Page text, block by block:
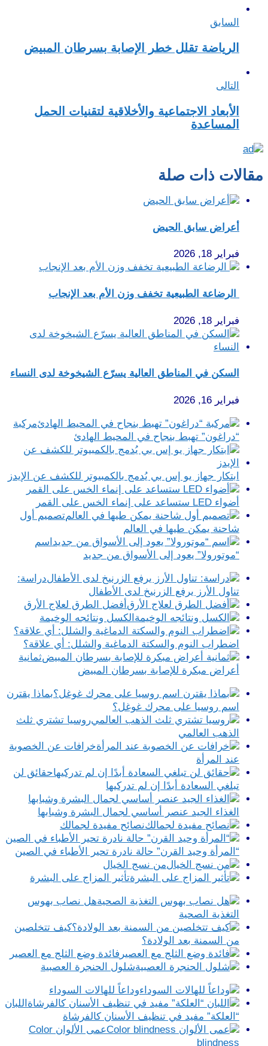
السابق
الرياضة تقلل خطر الإصابة بسرطان المبيض
التالى
الأبعاد الاجتماعية والأخلاقية لتقنيات الحمل
المساعدة
مقالات ذات صلة
أعراض سابق الحيض
فبراير 18, 2026
الرضاعة الطبيعية تخفف وزن الأم بعد الإنجاب
فبراير 18, 2026
السكن في المناطق العالية يسرّع الشيخوخة لدى النساء
فبراير 16, 2026
مركبة
“دراغون” تهبط بنجاح في المحيط الهادئ
ابتكار جهاز يو إس بي يُدمج بالكمبيوتر للكشف عن الإيدز
أضواء LED ستساعد على إنماء الخس على القمر
تصميم أول
شاحنة يمكن طيها في العالم
اسم
“موتورولا” يعود إلى الأسواق من جديد
دراسة:
تناول الأرز يرفع الزرنيخ لدى الأطفال
أفضل الطرق لعلاج الأرق
الكسل ونتائجه الوخيمة
اضطراب النوم والسكتة الدماغية والشلل: أي علاقة؟
ثمانية
أعراض مبكرة للإصابة بسرطان المبيض
بماذا يقترن
اسم روسيا على محرك غوغل؟
روسيا تشتري ثلث
الذهب العالمي
خرافات عن الخصوبة
عند المرأة
حقائق لن
تبلغي السعادة أبدًا إن لم تدركيها
الغذاء الجيد عنصر أساسي لجمال البشرة وشبابها
نصائح مفيدة لجمالك
“المرأة وحيد القرن” حالة نادرة تحير الأطباء في الصين
من نسج الخيال
تأثير المزاج على البشرة
هل نصاب بهوس
التغذية الصحية
كيف تتخلصين
من السمنة بعد الولادة؟
فائدة وضع الثلج مع العصير
شلول الحنجرة العصبية
وداعاً للهالات السوداء
اللبان
“العلكة” مفيد في تنظيف الأسنان كالفرشاة
عمى الألوان Color
blindness